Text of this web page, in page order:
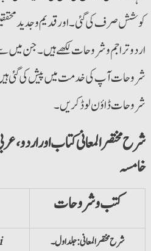
کوشش صرف کی گئی۔ اور قدیم و جدید
اردو تراجم و شروحات لکھے ہیں۔ جن میں
شروحات آپ کی خدمت میں پیش کی گئی
شروحات ڈاؤن لوڈ کریں۔
شرح مختصرالمعانی کتاب اور
خامسہ
کتب و شروحات
شرح مختصر المعانی :جلد اول۔